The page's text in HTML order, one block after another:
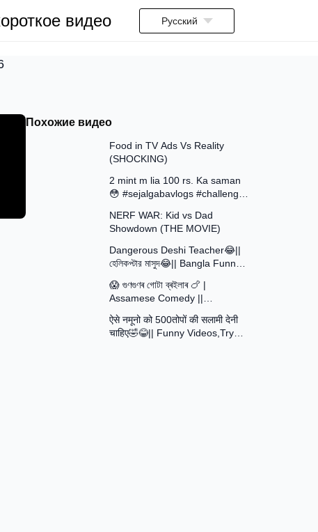
видео Русский
Похожие видео
13:58
Food in TV Ads Vs Reality
(SHOCKING)
2 mint m lia 100 rs. Ka saman
😳 #sejalgabavlogs #challenge
NERF WAR: Kid vs Dad
Showdown (THE MOVIE)
Dangerous Deshi Teacher😂||
হেলিকপ্টার মাসুদ😂|| Bangla Funny
😱 গুণগুণৰ গোটা ব্ৰইলাৰ 🍗 |
Assamese Comedy ||
Assamese Short Film
ऐसे नमूनो को 500तोपों की सलामी देनी
चाहिए🤣😂|| Funny Videos,Try